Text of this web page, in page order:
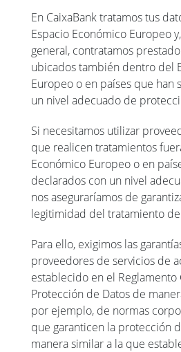
En CaixaBank tratamos tus
Espacio Económico Europeo
general, contratamos
ubicados también dentro del
Europeo o en países que han
un nivel adecuado de
Si necesitamos utilizar
que realicen tratamientos
Económico Europeo o en
declarados con un nivel
nos aseguraríamos de
legitimidad del tratamiento
Para ello, exigimos las
proveedores de servicios de
establecido en el Reglamento
Protección de Datos de
por ejemplo, de normas
que garanticen la protección
manera similar a la que